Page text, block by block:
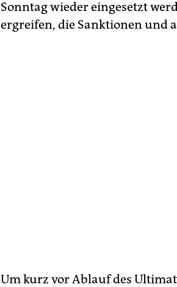
Sonntag wieder eingesetzt
ergreifen, die Sanktionen und
Um kurz vor Ablauf des